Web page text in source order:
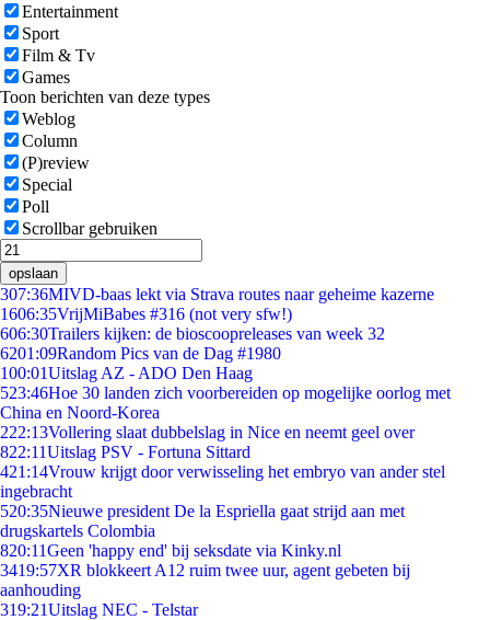
Entertainment
Sport
Film & Tv
Games
Toon berichten van deze types
Weblog
Column
(P)review
Special
Poll
Scrollbar gebruiken
opslaan
307:36MIVD-baas lekt via Strava routes naar geheime kazerne
1606:35VrijMiBabes #316 (not very sfw!)
606:30Trailers kijken: de bioscoopreleases van week 32
6201:09Random Pics van de Dag #1980
100:01Uitslag AZ - ADO Den Haag
523:46Hoe 30 landen zich voorbereiden op mogelijke oorlog met
China en Noord-Korea
222:13Vollering slaat dubbelslag in Nice en neemt geel over
822:11Uitslag PSV - Fortuna Sittard
421:14Vrouw krijgt door verwisseling het embryo van ander stel
ingebracht
520:35Nieuwe president De la Espriella gaat strijd aan met
drugskartels Colombia
820:11Geen 'happy end' bij seksdate via Kinky.nl
3419:57XR blokkeert A12 ruim twee uur, agent gebeten bij
aanhouding
319:21Uitslag NEC - Telstar